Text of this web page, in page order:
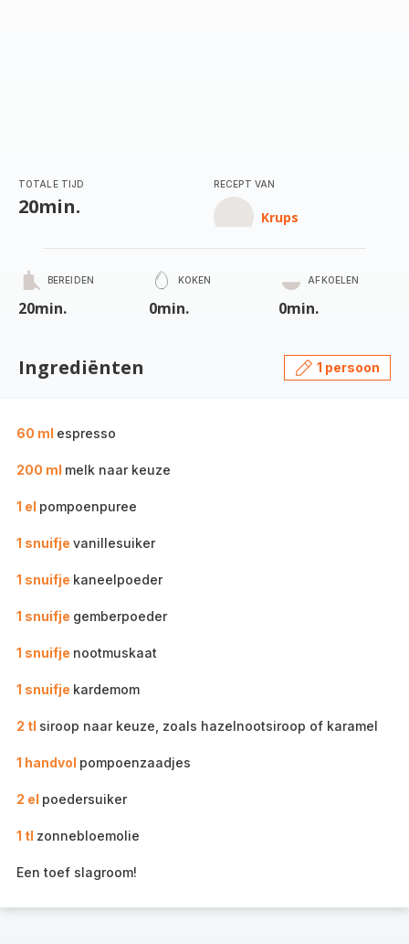
TOTALE TIJD
20min.
RECEPT VAN
Krups
BEREIDEN
20min.
KOKEN
0min.
AFKOELEN
0min.
Ingrediënten 1 persoon
60 ml espresso
200 ml melk naar keuze
1 el pompoenpuree
1 snuifje vanillesuiker
1 snuifje kaneelpoeder
1 snuifje gemberpoeder
1 snuifje nootmuskaat
1 snuifje kardemom
2 tl siroop naar keuze, zoals hazelnootsiroop of karamel
1 handvol pompoenzaadjes
2 el poedersuiker
1 tl zonnebloemolie
Een toef slagroom!